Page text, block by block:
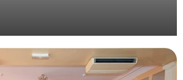
convention d’entreprise à la